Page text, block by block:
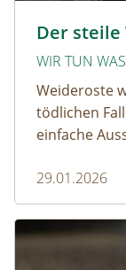
Der steile
WIR TUN WAS
Weideroste
tödlichen
einfache
Aufwand.
29.01.2026
Wenn der